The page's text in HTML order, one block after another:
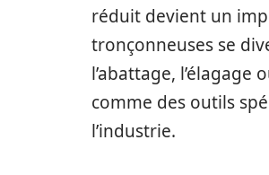
réduit devient un
tronçonneuses se
l’abattage,
comme des outils
l’industrie.